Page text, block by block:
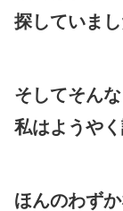
探していまし
そしてそん
私はようや
ほんのわず